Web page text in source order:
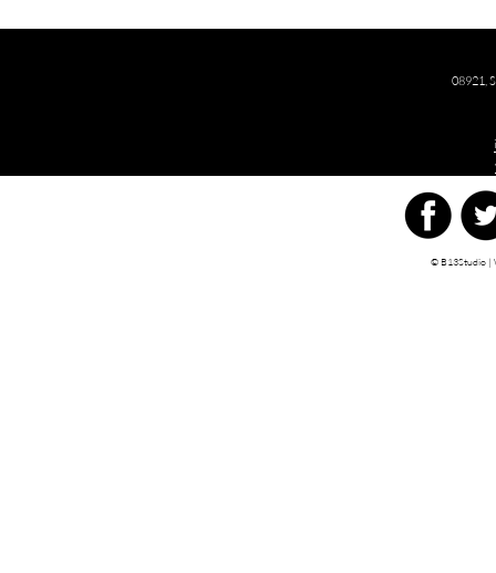
08921
© B13Studio |